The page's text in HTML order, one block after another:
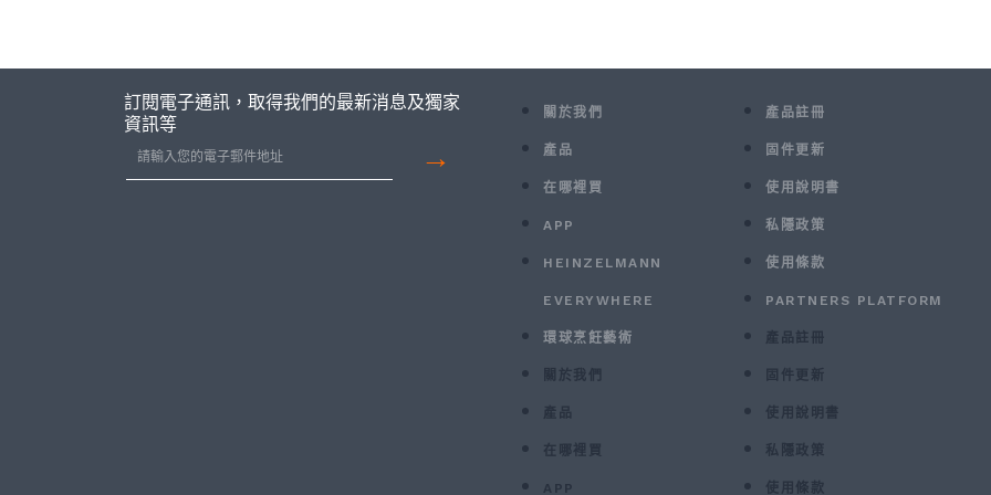
訂閱電子通訊，取得我們的最新消息及獨家
資訊等
→
關於我們
產品
在哪裡買
APP
HEINZELMANN
EVERYWHERE
環球烹飪藝術
關於我們
產品
在哪裡買
APP
產品註冊
固件更新
使用說明書
私隱政策
使用條款
PARTNERS PLATFORM
產品註冊
固件更新
使用說明書
私隱政策
使用條款